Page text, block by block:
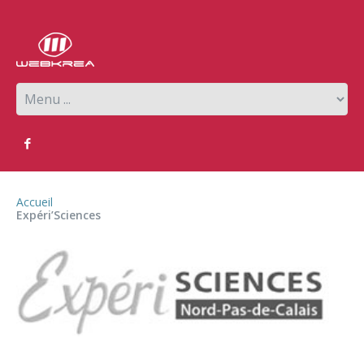
Accueil
Expéri’Sciences